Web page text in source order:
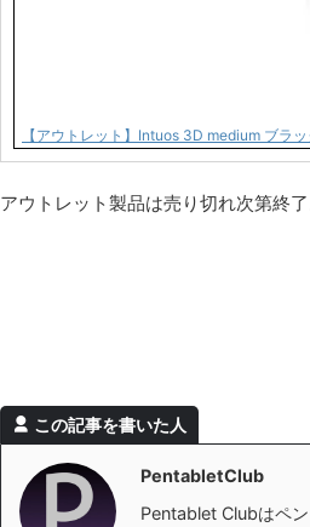
【アウトレット】Intuos 3D medium ブラ
アウトレット製品は売り切れ次第終
この記事を書いた人
PentabletClub
Pentablet Clubはペ